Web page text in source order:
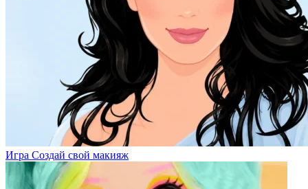
Игра Создай свой макияж